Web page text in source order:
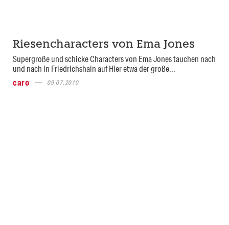
Riesencharacters von Ema Jones
Supergroße und schicke Characters von Ema Jones tauchen nach
und nach in Friedrichshain auf Hier etwa der große...
caro
09.07.2010